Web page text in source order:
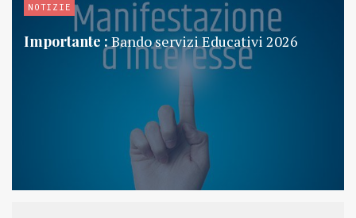
NOTIZIE
Importante :Bando servizi Educativi 2026